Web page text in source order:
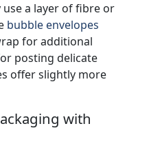
use a layer of fibre or
bubble envelopes
for additional
posting delicate
offer slightly more
with